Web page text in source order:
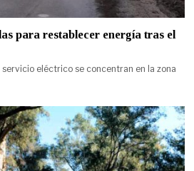
para restablecer energía tras el
eléctrico se concentran en la zona